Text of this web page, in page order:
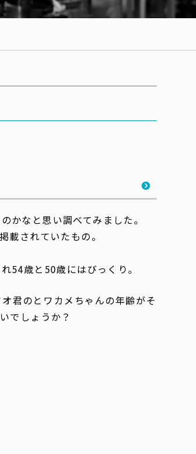
かなと思い調べてみました。
されていたもの。
54歳と50歳にはびっくり。
君のとワカメちゃんの年齢がそ
でしょうか？